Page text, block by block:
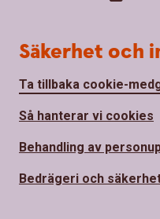
Säkerhet och
Ta tillbaka cookie-
Så hanterar vi cookies
Behandling av
Bedrägeri och